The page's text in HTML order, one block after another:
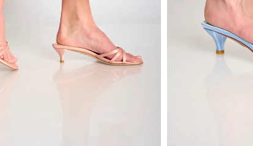
ברפוט
גרביים
לכל המותגים שלנו
נעליים טבעוניות
נעלי ברפוט
גרביים
תיקי גב ולפטופ